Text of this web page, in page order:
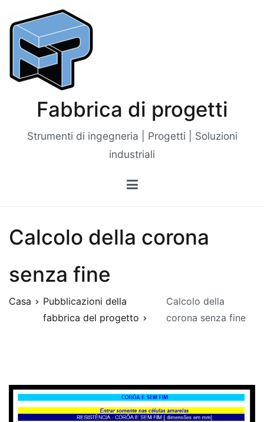
contenuto
Fabbrica di progetti
Strumenti di ingegneria | Progetti | Soluzioni
industriali
Calcolo della corona
senza fine
Casa
Pubblicazioni della
fabbrica del progetto
Calcolo della
corona senza fine